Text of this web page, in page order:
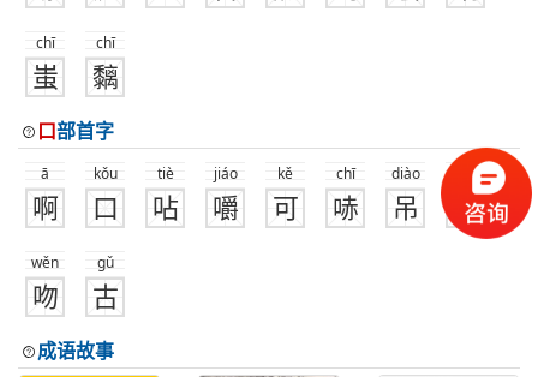
chī
蚩
chī
黐
口部首字
ā
啊
kǒu
口
tiè
呫
jiáo
嚼
kě
可
chī
哧
diào
吊 唉
wěn
吻
gǔ
古
成语故事